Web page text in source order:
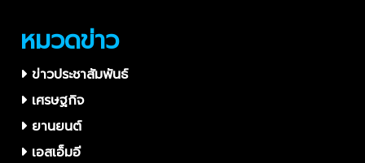
หมวดข่าว
ข่าวประชาสัมพันธ์
เศรษฐกิจ
ยานยนต์
เอสเอ็มอี